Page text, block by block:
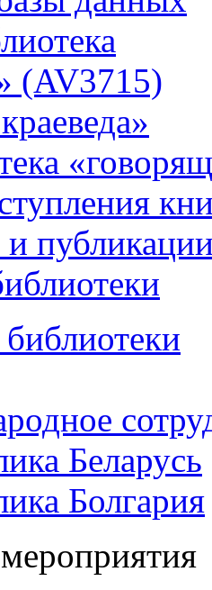
(AV3715)
Беларусь
Болгария